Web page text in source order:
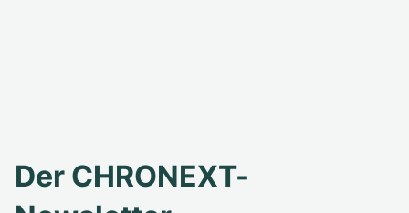
Der CHRONEXT-